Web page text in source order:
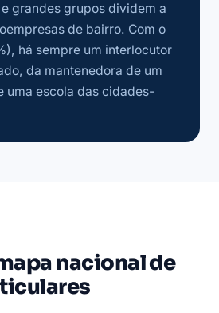
grandes grupos dividem a
de bairro. Com o
há sempre um interlocutor
da mantenedora de um
uma escola das cidades-
nacional de